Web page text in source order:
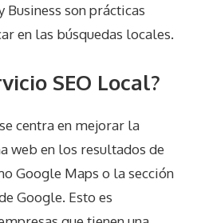
Business son prácticas
en las búsquedas locales.
SEO Local?
se centra en mejorar la
web en los resultados de
Google Maps o la sección
Google. Esto es